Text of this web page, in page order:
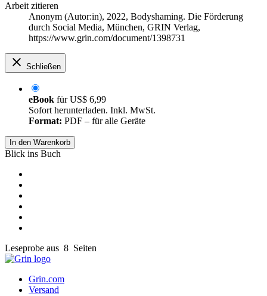
Arbeit zitieren
Anonym (Autor:in), 2022, Bodyshaming. Die Förderung
durch Social Media, München, GRIN Verlag,
https://www.grin.com/document/1398731
Schließen
eBook fürUS$ 6,99
Sofort herunterladen. Inkl. MwSt.
Format: PDF – für alle Geräte
In den Warenkorb
Blick ins Buch
Leseprobe aus 8 Seiten
Grin.com
Versand